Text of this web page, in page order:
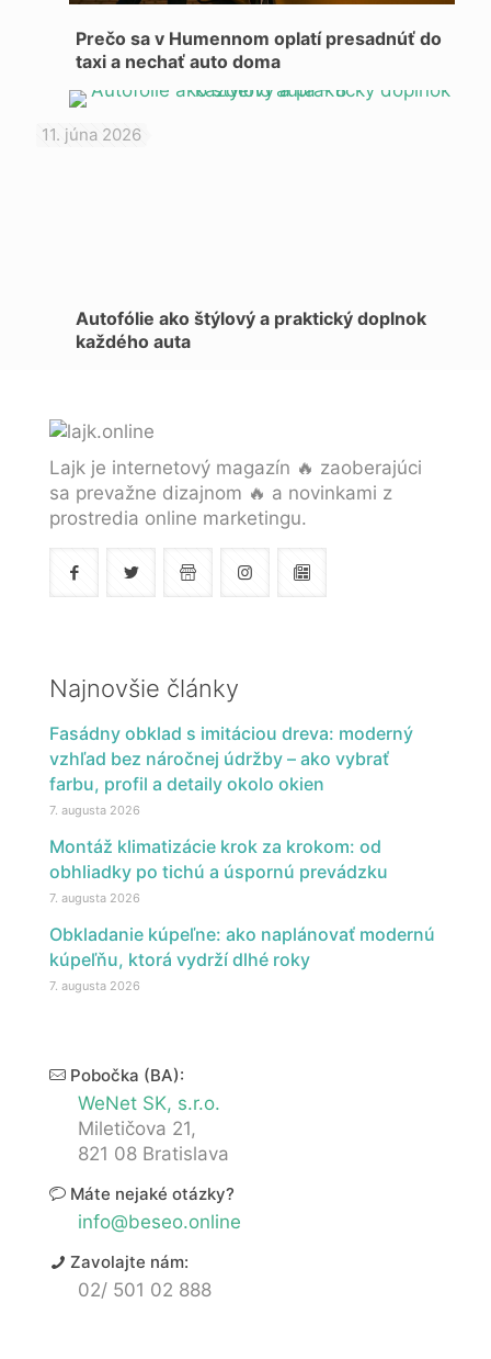
Prečo sa v Humennom oplatí presadnúť do
taxi a nechať auto doma
11. júna 2026
Autofólie ako štýlový a praktický doplnok
každého auta
Lajk je internetový magazín 🔥 zaoberajúci
sa prevažne dizajnom 🔥 a novinkami z
prostredia online marketingu.
Najnovšie články
Fasádny obklad s imitáciou dreva: moderný
vzhľad bez náročnej údržby – ako vybrať
farbu, profil a detaily okolo okien
7. augusta 2026
Montáž klimatizácie krok za krokom: od
obhliadky po tichú a úspornú prevádzku
7. augusta 2026
Obkladanie kúpeľne: ako naplánovať modernú
kúpeľňu, ktorá vydrží dlhé roky
7. augusta 2026
Pobočka (BA):
WeNet SK, s.r.o.
Miletičova 21,
821 08 Bratislava
Máte nejaké otázky?
info@beseo.online
Zavolajte nám:
02/ 501 02 888